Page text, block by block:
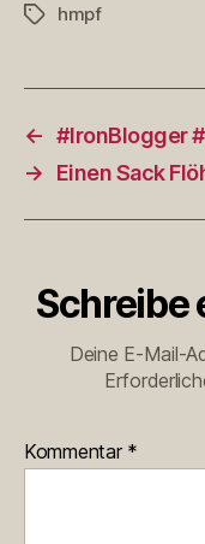
Schlagwörter
hmpf
← #IronBlogger
→
Einen Sack
Schreibe
Deine E-Mail-
Kommentar *